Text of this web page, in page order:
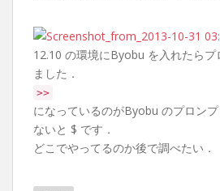
12.10 の環境にByobu を入れたら
ました．
>>
になっているのがByobu のプロン
ないと $ です．
どこでやってるのか後で調べたい．